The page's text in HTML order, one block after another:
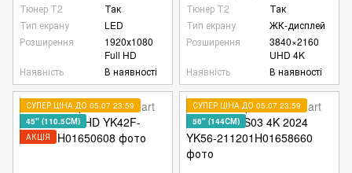
Тюнер Т2
Так
Тип екрану
LED
Розширення
1920х1080
Full HD
Наявність
В наявності
Тюнер Т2
Так
Тип екрану
ЖК-дисплей
Розширення
3840×2160
UHD 4K
Наявність
В наявності
СУПЕР ЦІНА ДО 05.07 23:59
45" (110.5СМ)
АКЦІЯ
СУПЕР ЦІНА ДО 05.07 23:59
56" (144СМ)